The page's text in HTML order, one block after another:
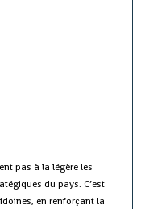
pas à la légère les
du pays. C’est
en renforçant la